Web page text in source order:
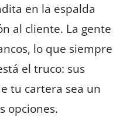
en la espalda
al cliente. La gente
lo que siempre
el truco: sus
tu cartera sea un
opciones.